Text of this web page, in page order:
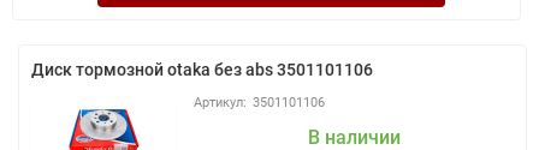
Диск тормозной otaka без abs 3501101106
3501101106
В наличии